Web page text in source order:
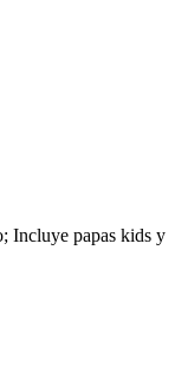
Incluye papas kids y